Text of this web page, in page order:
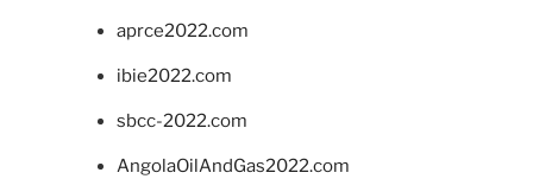
aprce2022.com
ibie2022.com
sbcc-2022.com
AngolaOilAndGas2022.com